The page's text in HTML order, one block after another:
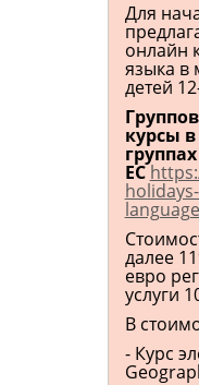
Для
онлайн
языка в
детей
курсы
ЕС
далее
евро
услуги
В
- Курс